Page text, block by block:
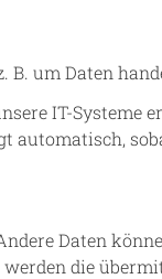
um Daten
IT-Systeme
Daten
die